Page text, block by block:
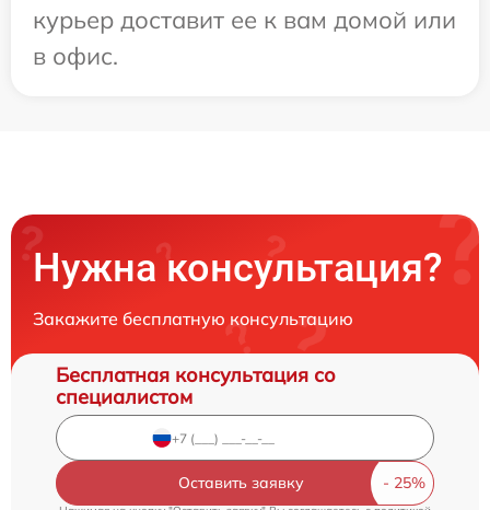
курьер доставит ее к вам домой или
в офис.
Нужна консультация?
Закажите бесплатную консультацию
Бесплатная консультация со
специалистом
Оставить заявку